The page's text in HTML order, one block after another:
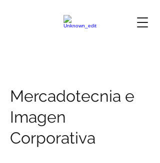
Mercadotecnia e
Imagen
Corporativa